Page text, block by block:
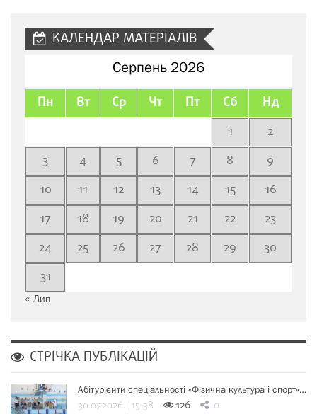
КАЛЕНДАР МАТЕРІАЛІВ
Серпень 2026
Пн Вт Ср Чт Пт Сб Нд
1
2
3
4 5 6 7 8
9
10
11 12 13 14 15
16
17
18 19 20 21 22
23
24
25 26 27 28 29
30
31
« Лип
СТРІЧКА ПУБЛІКАЦІЙ
Абітурієнти спеціальності «Фізична культура і спорт»…
30.07.2026 | 15:38 126 0